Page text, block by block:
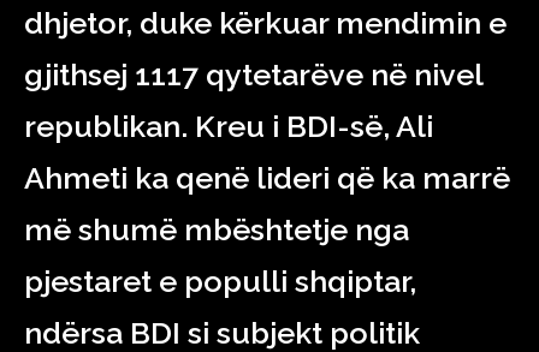
dhjetor, duke kërkuar mendimin e
gjithsej 1117 qytetarëve në nivel
republikan. Kreu i BDI-së, Ali
Ahmeti ka qenë lideri që ka marrë
më shumë mbështetje nga
pjestaret e populli shqiptar,
ndërsa BDI si subjekt politik